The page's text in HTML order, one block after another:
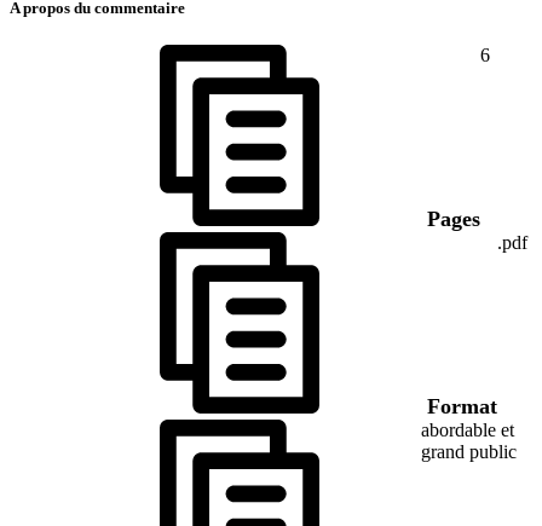
A propos du commentaire
Pages
6
Format
.pdf
abordable et
grand public